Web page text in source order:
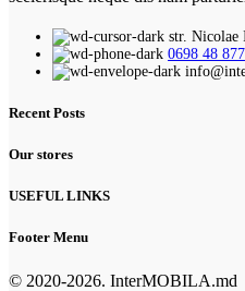
str. Nicolae
0698 48 877
Recent Posts
Our stores
USEFUL LINKS
Footer Menu
© 2020-2026.